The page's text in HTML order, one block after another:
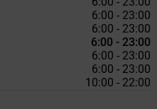
6:00 - 23:00
6:00 - 23:00
6:00 - 23:00
6:00 - 23:00
6:00 - 23:00
10:00 - 22:00